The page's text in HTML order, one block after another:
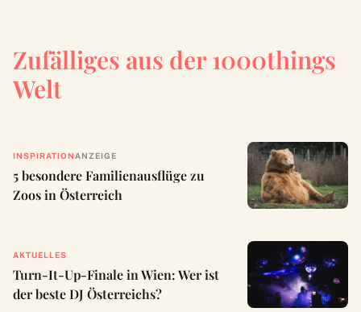
Zufälliges aus der 1000things
Welt
INSPIRATION ANZEIGE
5 besondere Familienausflüge zu
Zoos in Österreich
AKTUELLES
Turn-It-Up-Finale in Wien: Wer ist
der beste DJ Österreichs?